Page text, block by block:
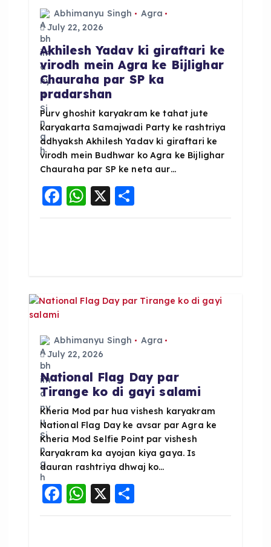
Abhimanyu Singh
Agra
July 22, 2026
Akhilesh Yadav ki giraftari ke
virodh mein Agra ke Bijlighar
Chauraha par SP ka
pradarshan
Purv ghoshit karyakram ke tahat jute
karyakarta Samajwadi Party ke rashtriya
adhyaksh Akhilesh Yadav ki giraftari ke
virodh mein Budhwar ko Agra ke Bijlighar
Chauraha par SP ke neta aur…
F
a
o
k
W
h
p
p
X S
h
Abhimanyu Singh
Agra
July 22, 2026
National Flag Day par
Tirange ko di gayi salami
Kheria Mod par hua vishesh karyakram
National Flag Day ke avsar par Agra ke
Kheria Mod Selfie Point par vishesh
karyakram ka ayojan kiya gaya. Is
dauran rashtriya dhwaj ko…
F
a
W
h
X S
h